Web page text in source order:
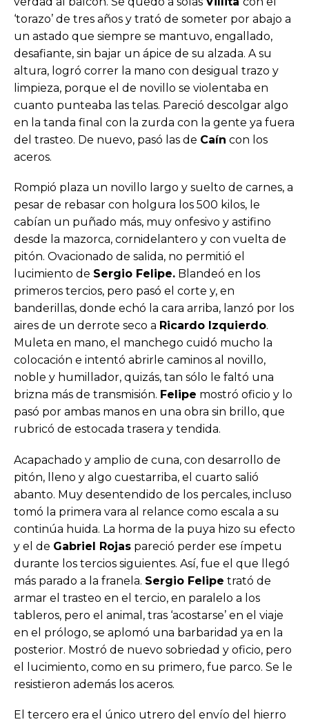
‘torazo’ de tres años y trató de someter por abajo a
un astado que siempre se mantuvo, engallado,
desafiante, sin bajar un ápice de su alzada. A su
altura, logró correr la mano con desigual trazo y
limpieza, porque el de novillo se violentaba en
cuanto punteaba las telas. Pareció descolgar algo
en la tanda final con la zurda con la gente ya fuera
del trasteo. De nuevo, pasó las de Caín con los
aceros.
Rompió plaza un novillo largo y suelto de carnes, a
pesar de rebasar con holgura los 500 kilos, le
cabían un puñado más, muy onfesivo y astifino
desde la mazorca, cornidelantero y con vuelta de
pitón. Ovacionado de salida, no permitió el
lucimiento de Sergio Felipe. Blandeó en los
primeros tercios, pero pasó el corte y, en
banderillas, donde echó la cara arriba, lanzó por los
aires de un derrote seco a Ricardo Izquierdo.
Muleta en mano, el manchego cuidó mucho la
colocación e intentó abrirle caminos al novillo,
noble y humillador, quizás, tan sólo le faltó una
brizna más de transmisión. Felipe mostró oficio y lo
pasó por ambas manos en una obra sin brillo, que
rubricó de estocada trasera y tendida.
Acapachado y amplio de cuna, con desarrollo de
pitón, lleno y algo cuestarriba, el cuarto salió
abanto. Muy desentendido de los percales, incluso
tomó la primera vara al relance como escala a su
continúa huida. La horma de la puya hizo su efecto
y el de Gabriel Rojas pareció perder ese ímpetu
durante los tercios siguientes. Así, fue el que llegó
más parado a la franela. Sergio Felipe trató de
armar el trasteo en el tercio, en paralelo a los
tableros, pero el animal, tras ‘acostarse’ en el viaje
en el prólogo, se aplomó una barbaridad ya en la
posterior. Mostró de nuevo sobriedad y oficio, pero
el lucimiento, como en su primero, fue parco. Se le
resistieron además los aceros.
El tercero era el único utrero del envío del hierro